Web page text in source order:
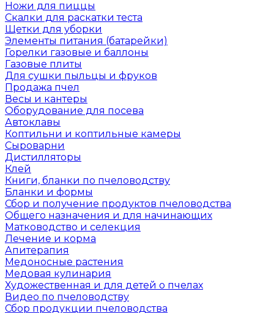
Ножи для пиццы
Скалки для раскатки теста
Щетки для уборки
Элементы питания (батарейки)
Горелки газовые и баллоны
Газовые плиты
Для сушки пыльцы и фруков
Продажа пчел
Весы и кантеры
Оборудование для посева
Автоклавы
Коптильни и коптильные камеры
Сыроварни
Дистилляторы
Клей
Книги, бланки по пчеловодству
Бланки и формы
Сбор и получение продуктов пчеловодства
Общего назначения и для начинающих
Матководство и селекция
Лечение и корма
Апитерапия
Медоносные растения
Медовая кулинария
Художественная и для детей о пчелах
Видео по пчеловодству
Сбор продукции пчеловодства